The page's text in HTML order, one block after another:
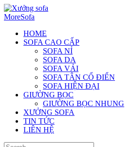
HOME
SOFA CAO CẤP
SOFA NỈ
SOFA DA
SOFA VẢI
SOFA TÂN CỔ ĐIỂN
SOFA HIỆN ĐẠI
GIƯỜNG BỌC
GIƯỜNG BỌC NHUNG
XƯỞNG SOFA
TIN TỨC
LIÊN HỆ